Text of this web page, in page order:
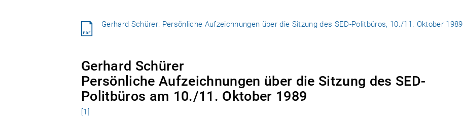
Gerhard Schürer: Persönliche Aufzeichnungen über die Sitzung des SED-Politbüros, 10./11. Oktober 1989
Gerhard Schürer
Persönliche Aufzeichnungen über die Sitzung des SED-
Politbüros am 10./11. Oktober 1989
[1]